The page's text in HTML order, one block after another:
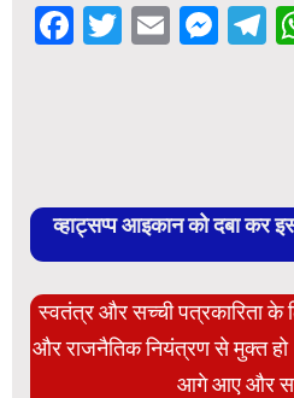
Facebook
Twitter
Email
व्हाट्सप्प आइकान को दबा कर
स्वतंत्र और सच्ची पत्रकारिता के
और राजनैतिक नियंत्रण से मुक्त
आगे आए और